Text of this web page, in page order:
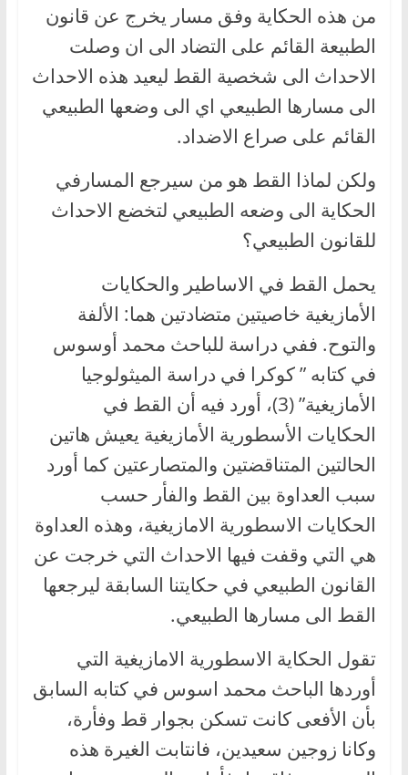
من هذه الحكاية وفق مسار يخرج عن قانون
الطبيعة القائم على التضاد الى ان وصلت
الاحداث الى شخصية القط ليعيد هذه الاحداث
الى مسارها الطبيعي اي الى وضعها الطبيعي
القائم على صراع الاضداد.
ولكن لماذا القط هو من سيرجع المسارفي
الحكاية الى وضعه الطبيعي لتخضع الاحداث
للقانون الطبيعي؟
يحمل القط في الاساطير والحكايات
الأمازيغية خاصيتين متضادتين هما: الألفة
والتوح. ففي دراسة للباحث محمد أوسوس
في كتابه ” كوكرا في دراسة الميثولوجيا
الأمازيغية” (3)، أورد فيه أن القط في
الحكايات الأسطورية الأمازيغية يعيش هاتين
الحالتين المتناقضتين والمتصارعتين كما أورد
سبب العداوة بين القط والفأر حسب
الحكايات الاسطورية الامازيغية، وهذه العداوة
هي التي وقفت فيها الاحداث التي خرجت عن
القانون الطبيعي في حكايتنا السابقة ليرجعها
القط الى مسارها الطبيعي.
تقول الحكاية الاسطورية الامازيغية التي
أوردها الباحث محمد اسوس في كتابه السابق
بأن الأفعى كانت تسكن بجوار قط وفأرة،
وكانا زوجين سعيدين، فانتابت الغيرة هذه